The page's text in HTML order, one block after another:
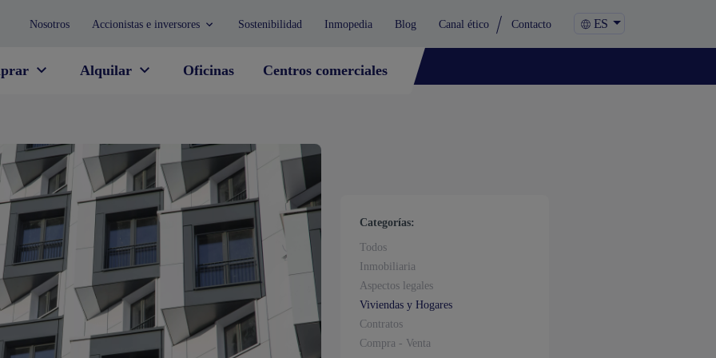
Nosotros Accionistas e inversores Sostenibilidad Inmopedia Blog Canal ético Contacto ES
Alquilar Oficinas Centros comerciales
Categorías:
Todos
Inmobiliaria
Aspectos legales
Viviendas y Hogares
Contratos
Compra - Venta